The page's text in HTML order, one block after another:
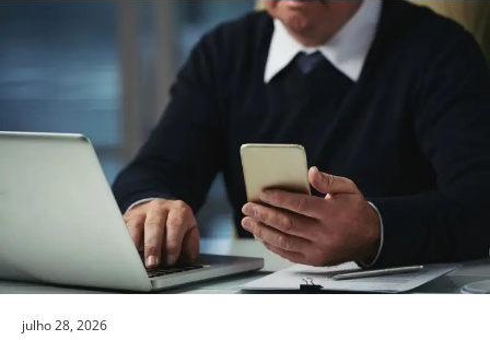
julho 28, 2026